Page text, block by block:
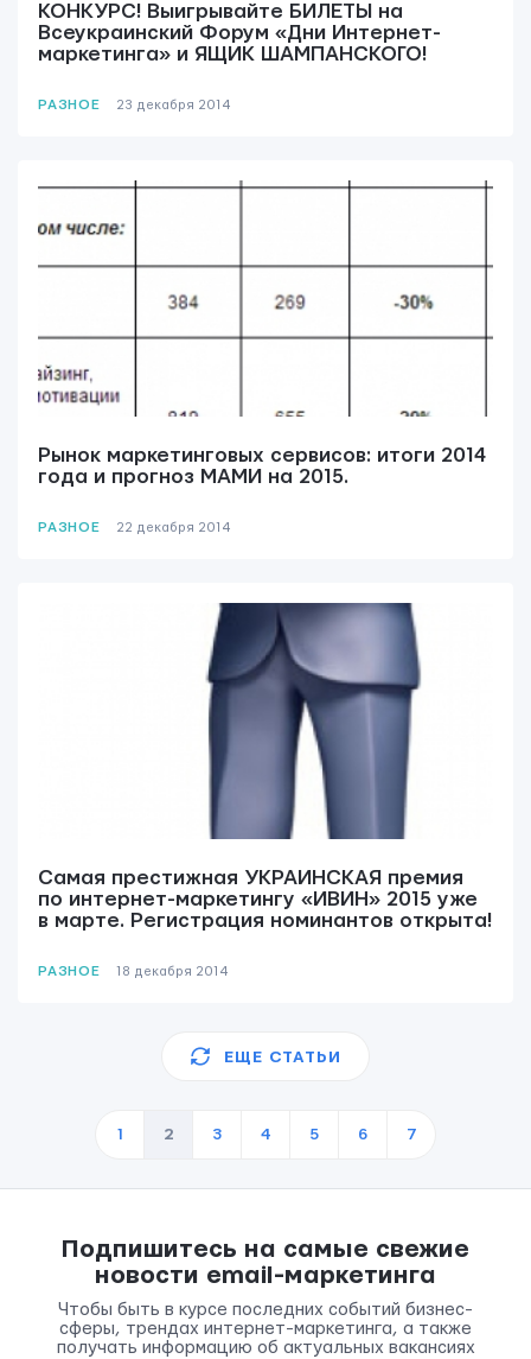
КОНКУРС! Выигрывайте БИЛЕТЫ на
Всеукраинский Форум «Дни Интернет-
маркетинга» и ЯЩИК ШАМПАНСКОГО!
РАЗНОЕ 23 декабря 2014
Рынок маркетинговых сервисов: итоги 2014
года и прогноз МАМИ на 2015.
РАЗНОЕ 22 декабря 2014
Самая престижная УКРАИНСКАЯ премия
по интернет-маркетингу «ИВИН» 2015 уже
в марте. Регистрация номинантов открыта!
РАЗНОЕ 18 декабря 2014
ЕЩЕ СТАТЬИ
1 2 3 4 5 6 7
Подпишитесь на самые свежие
новости email-маркетинга
Чтобы быть в курсе последних событий бизнес-
сферы, трендах интернет-маркетинга, а также
получать информацию об актуальных вакансиях